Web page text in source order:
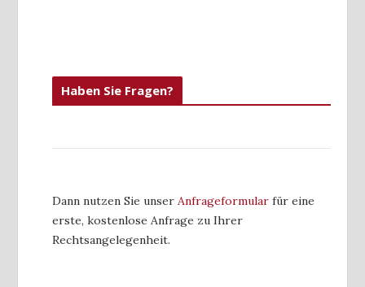
Haben Sie Fragen?
Dann nutzen Sie unser Anfrageformular für eine
erste, kostenlose Anfrage zu Ihrer
Rechtsangelegenheit.